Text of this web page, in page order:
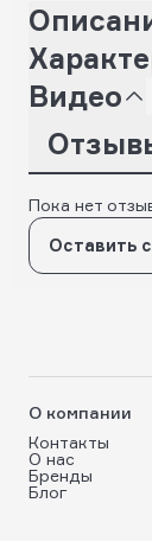
Видео
Пока нет
Оставить
О компании
Контакты
О нас
Бренды
Блог